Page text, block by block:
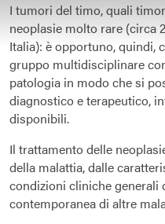
I tumori del timo, quali
neoplasie molto rare (circa
Italia): è opportuno, quindi,
gruppo multidisciplinare
patologia in modo che si
diagnostico e terapeutico,
disponibili.
Il trattamento delle
della malattia, dalle
condizioni cliniche generali
contemporanea di altre